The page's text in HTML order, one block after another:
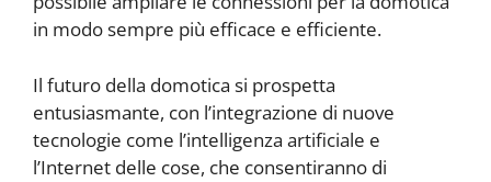
in modo sempre più efficace e efficiente.
Il futuro della domotica si prospetta
entusiasmante, con l’integrazione di nuove
tecnologie come l’intelligenza artificiale e
l’Internet delle cose, che consentiranno di